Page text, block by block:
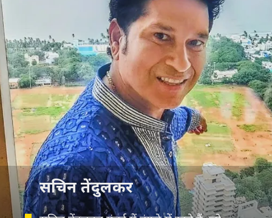
सचिन तेंदुलकर